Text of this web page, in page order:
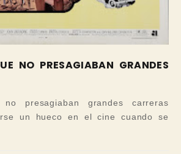
NO PRESAGIABAN GRANDES
presagiaban grandes carreras
un hueco en el cine cuando se